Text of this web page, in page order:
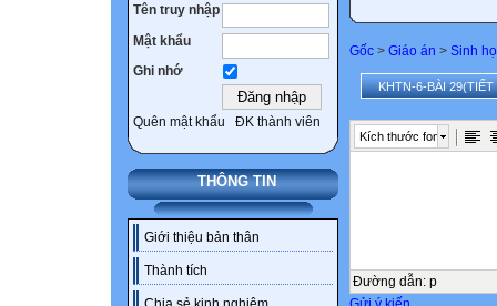
Tên truy nhập
Mật khẩu
Ghi nhớ
Quên mật khẩu ĐK thành viên
THÔNG TIN
Giới thiệu bản thân
Thành tích
Gốc > Giáo án > Sinh
KHTN-6-BÀI 29(TIẾT
Kích thước font
Đường dẫn: p